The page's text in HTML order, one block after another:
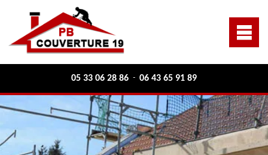
05 33 06 28 86 - 06 43 65 91 89